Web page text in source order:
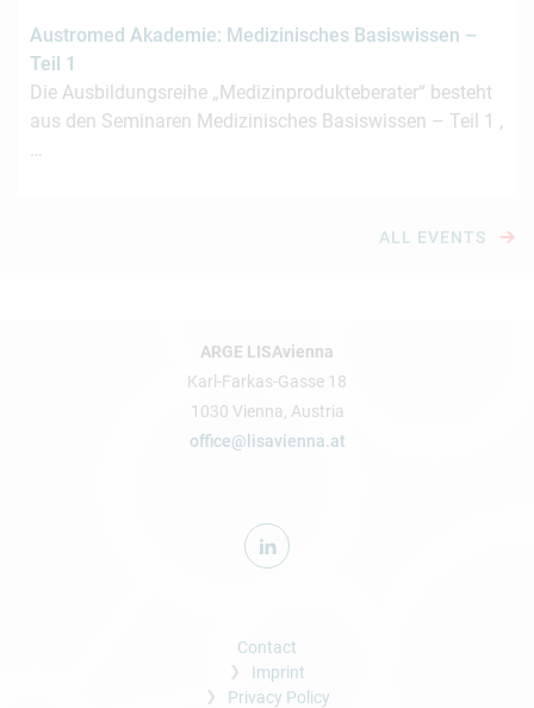
Austromed Akademie: Medizinisches Basiswissen –
Teil 1
Die Ausbildungsreihe „Medizinprodukteberater“ besteht
aus den Seminaren Medizinisches Basiswissen – Teil 1 ,
…
ALL EVENTS
ARGE LISAvienna
Karl-Farkas-Gasse 18
1030 Vienna, Austria
office@lisavienna.at
Contact
Imprint
Privacy Policy